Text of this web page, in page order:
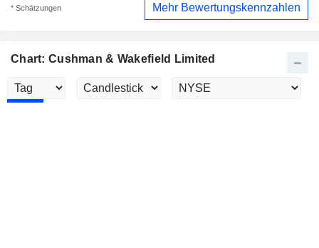
* Schätzungen Mehr Bewertungskennzahlen
Chart: Cushman & Wakefield Limited